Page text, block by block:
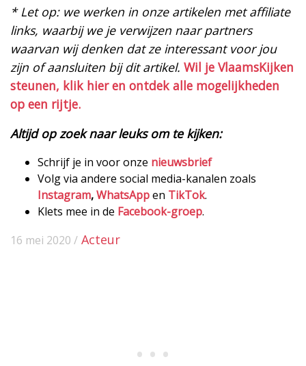
* Let op: we werken in onze artikelen met affiliate
links, waarbij we je verwijzen naar partners
waarvan wij denken dat ze interessant voor jou
zijn of aansluiten bij dit artikel. Wil je VlaamsKijken
steunen, klik hier en ontdek alle mogelijkheden
op een rijtje.
Altijd op zoek naar leuks om te kijken:
Schrijf je in voor onze nieuwsbrief
Volg via andere social media-kanalen zoals
Instagram,WhatsAppen TikTok.
Klets mee in de Facebook-groep.
16 mei 2020 / Acteur